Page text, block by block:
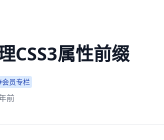
CSS3属性前缀
员专栏
前